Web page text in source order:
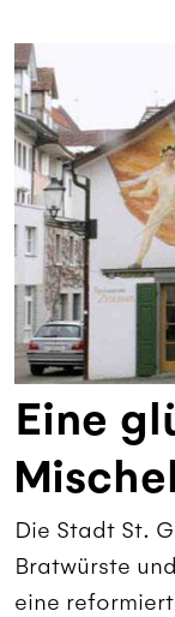
Eine
Die Stadt St.
Bratwürste
eine